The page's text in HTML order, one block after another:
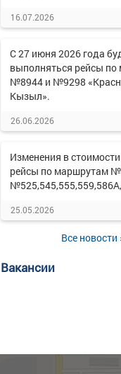
16.07.2026
С 27 июня 2026 года
выполняться рейсы
№8944 и №9298
Кызыл».
26.06.2026
Изменения в
рейсы по маршрутам №
25.05.2026
Все новости
Вакансии